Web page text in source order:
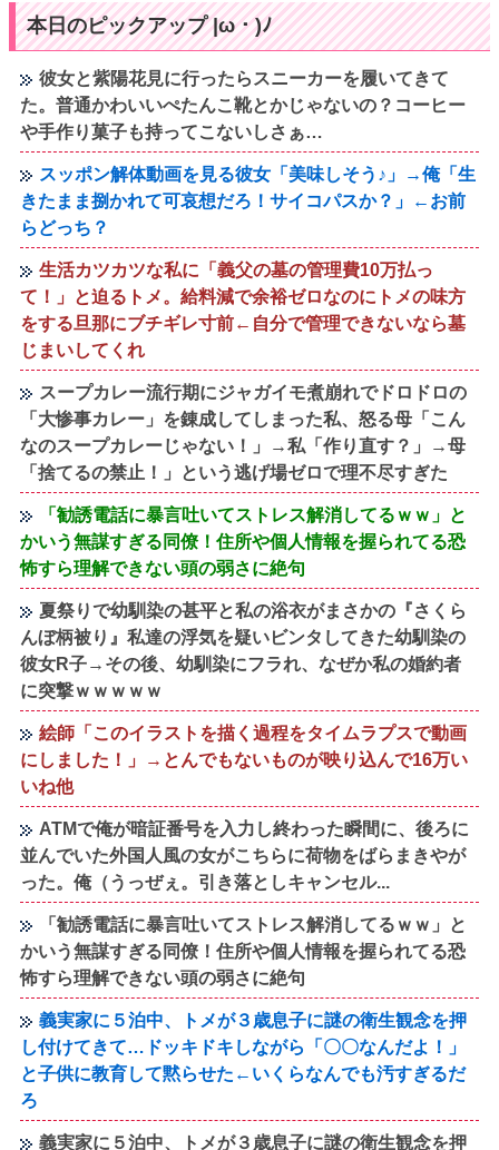
本日のピックアップ |ω・)ﾉ
彼女と紫陽花見に行ったらスニーカーを履いてきて
た。普通かわいいぺたんこ靴とかじゃないの？コーヒー
や手作り菓子も持ってこないしさぁ…
スッポン解体動画を見る彼女「美味しそう♪」→俺「生
きたまま捌かれて可哀想だろ！サイコパスか？」←お前
らどっち？
生活カツカツな私に「義父の墓の管理費10万払っ
て！」と迫るトメ。給料減で余裕ゼロなのにトメの味方
をする旦那にブチギレ寸前←自分で管理できないなら墓
じまいしてくれ
スープカレー流行期にジャガイモ煮崩れでドロドロの
「大惨事カレー」を錬成してしまった私、怒る母「こん
なのスープカレーじゃない！」→私「作り直す？」→母
「捨てるの禁止！」という逃げ場ゼロで理不尽すぎた
「勧誘電話に暴言吐いてストレス解消してるｗｗ」と
かいう無謀すぎる同僚！住所や個人情報を握られてる恐
怖すら理解できない頭の弱さに絶句
夏祭りで幼馴染の甚平と私の浴衣がまさかの『さくら
んぼ柄被り』私達の浮気を疑いビンタしてきた幼馴染の
彼女R子→その後、幼馴染にフラれ、なぜか私の婚約者
に突撃ｗｗｗｗｗ
絵師「このイラストを描く過程をタイムラプスで動画
にしました！」→とんでもないものが映り込んで16万い
いね他
ATMで俺が暗証番号を入力し終わった瞬間に、後ろに
並んでいた外国人風の女がこちらに荷物をばらまきやが
った。俺（うっぜぇ。引き落としキャンセル...
「勧誘電話に暴言吐いてストレス解消してるｗｗ」と
かいう無謀すぎる同僚！住所や個人情報を握られてる恐
怖すら理解できない頭の弱さに絶句
義実家に５泊中、トメが３歳息子に謎の衛生観念を押
し付けてきて…ドッキドキしながら「〇〇なんだよ！」
と子供に教育して黙らせた←いくらなんでも汚すぎるだ
ろ
義実家に５泊中、トメが３歳息子に謎の衛生観念を押